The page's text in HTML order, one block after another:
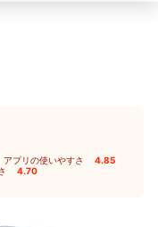
アプリの使いやすさ 4.85
4.70